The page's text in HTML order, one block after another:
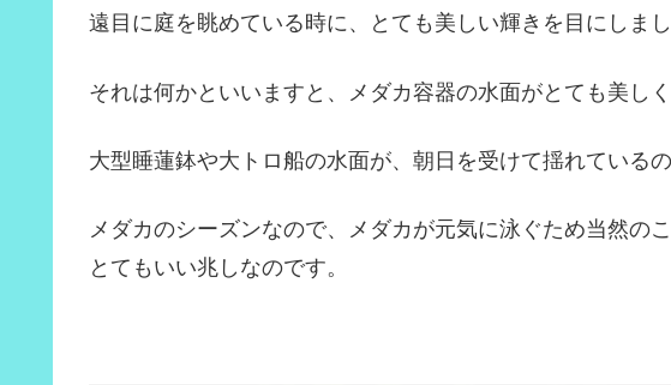
遠目に庭を眺めている時に、とても美しい輝きを目にしまし
それは何かといいますと、メダカ容器の水面がとても美し
大型睡蓮鉢や大トロ船の水面が、朝日を受けて揺れているの
メダカのシーズンなので、メダカが元気に泳ぐため当然の
とてもいい兆しなのです。